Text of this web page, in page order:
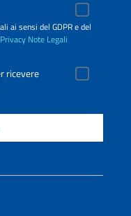
ai sensi del GDPR e del
Privacy Note Legali
ricevere